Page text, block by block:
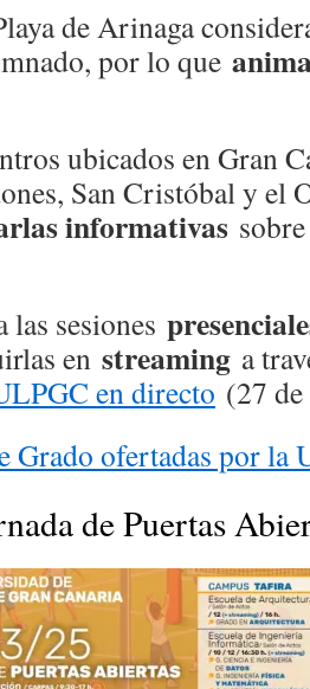
de Arinaga
por lo que
ubicados en Gran
San Cristóbal y el
informativas
las sesiones
en streaming a
en directo (27
Grado ofertadas por la
de Puertas